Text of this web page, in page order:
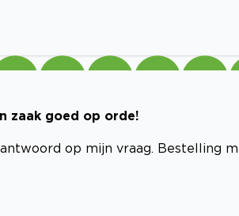
zaak goed op orde!
op mijn vraag. Bestelling